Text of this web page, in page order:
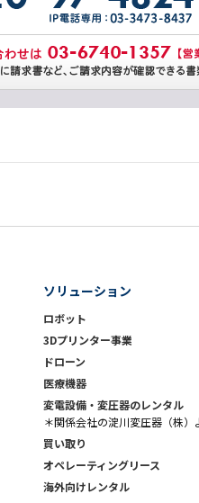
ソリューション
ロボット
3Dプリンター事業
ドローン
医療機器
変電設備・変圧器のレンタル
＊関係会社の淀川変圧器（株
買い取り
オペレーティングリース
海外向けレンタル